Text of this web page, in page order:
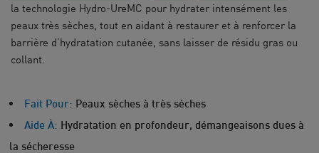
la technologie Hydro-UreMC pour hydrater intensément les
peaux très sèches, tout en aidant à restaurer et à renforcer la
barrière d’hydratation cutanée, sans laisser de résidu gras ou
collant.
Fait Pour: Peaux sèches à très sèches
Aide À: Hydratation en profondeur, démangeaisons dues à
la sécheresse